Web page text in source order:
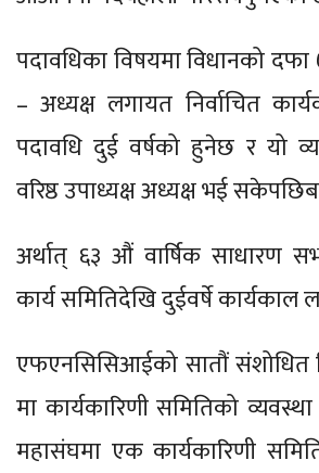
पदावधिका विषयमा विधानको
– अध्यक्ष लगायत निर्वाचित
पदावधि दुई वर्षको हुनेछ र यो
वरिष्ठ उपाध्यक्ष अध्यक्ष भई
अर्थात् ६३ औं वार्षिक साधारण
कार्य समितिदेखि दुईवर्षे कार्यकाल
एफएनसिसिआईको सातौं संशोधित
मा कार्यकारिणी समितिको
महासंघमा एक कार्यकारिणी